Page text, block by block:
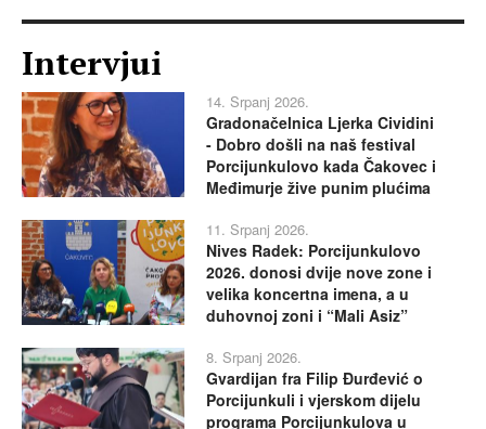
Intervjui
14. Srpanj 2026.
Gradonačelnica Ljerka Cividini
- Dobro došli na naš festival
Porcijunkulovo kada Čakovec i
Međimurje žive punim plućima
11. Srpanj 2026.
Nives Radek: Porcijunkulovo
2026. donosi dvije nove zone i
velika koncertna imena, a u
duhovnoj zoni i “Mali Asiz”
8. Srpanj 2026.
Gvardijan fra Filip Đurđević o
Porcijunkuli i vjerskom dijelu
programa Porcijunkulova u